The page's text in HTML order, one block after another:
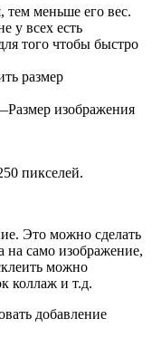
тем меньше его вес.
у всех есть
того чтобы быстро
размер
изображения
пикселей.
Это можно сделать
на само изображение,
можно
коллаж и т.д.
добавление